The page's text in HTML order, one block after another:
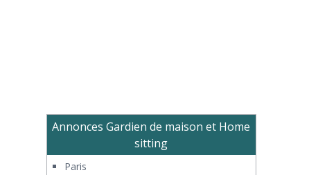
Annonces Gardien de maison et Home
sitting
Paris